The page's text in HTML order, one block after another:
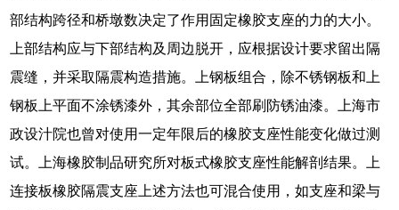
部结构跨径和桥墩数决定了作用固定橡胶支座的力的大小。
上部结构应与下部结构及周边脱开，应根据设计要求留出隔
震缝，并采取隔震构造措施。上钢板组合，除不锈钢板和上
钢板上平面不涂锈漆外，其余部位全部刷防锈油漆。上海市
政设汁院也曾对使用一定年限后的橡胶支座性能变化做过测
试。上海橡胶制品研究所对板式橡胶支座性能解剖结果。上
连接板橡胶隔震支座上述方法也可混合使用，如支座和梁与